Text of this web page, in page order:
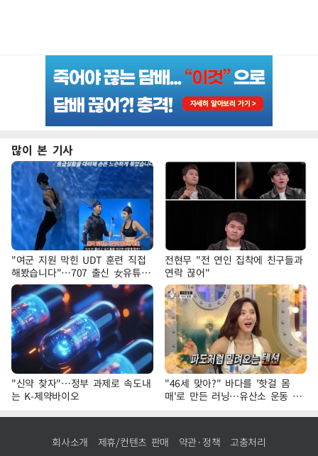
많이 본 기사
"여군 지원 막힌 UDT 훈련 직접
해봤습니다"…707 출신 女유튜버
'완벽 소화'
전현무 "전 연인 집착에 친구들과
연락 끊어"
"신약 찾자"…정부 과제로 속도내
는 K-제약바이오
"46세 맞아?" 바다를 '핫걸 몸
매'로 만든 러닝…유산소 운동 효
과 '톡톡'
회사소개 제휴/컨텐츠 판매 약관·정책 고충처리